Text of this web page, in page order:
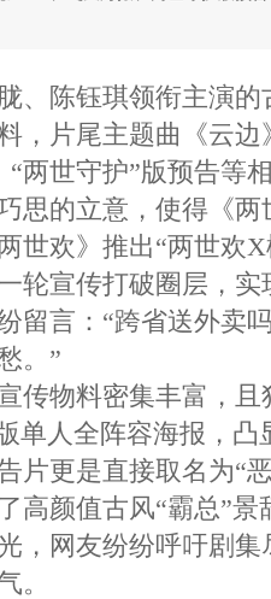
陈钰琪领衔主演的
，片尾主题曲《云
两世守护”版预告等
思的立意，使得《
世欢》推出“两世欢
轮宣传打破圈层，
留言：“跨省送外卖
。”
物料密集丰富，且
单人全阵容海报，
片更是直接取名为“
高颜值古风“霸总”
，网友纷纷呼吁剧
。